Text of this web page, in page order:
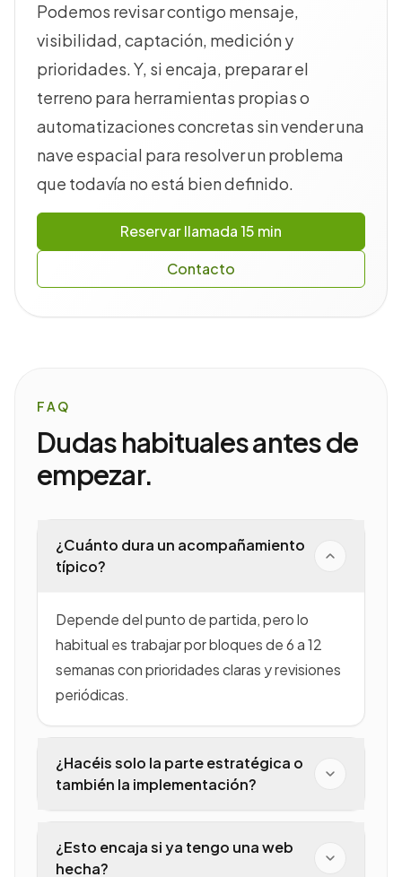
Podemos revisar contigo mensaje,
visibilidad, captación, medición y
prioridades. Y, si encaja, preparar el
terreno para herramientas propias o
automatizaciones concretas sin vender una
nave espacial para resolver un problema
que todavía no está bien definido.
Reservar llamada 15 min
Contacto
FAQ
Dudas habituales antes de
empezar.
¿Cuánto dura un acompañamiento
típico?
Depende del punto de partida, pero lo
habitual es trabajar por bloques de 6 a 12
semanas con prioridades claras y revisiones
periódicas.
¿Hacéis solo la parte estratégica o
también la implementación?
contigo. La fórmula depende de si
¿Esto encaja si ya tengo una web
hecha?